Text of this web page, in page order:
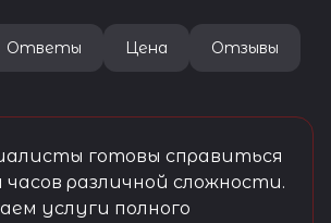
Ответы Цена Отзывы
готовы справиться
различной сложности.
услуги полного